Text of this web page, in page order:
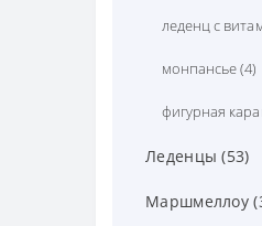
жеватильные
круглые
мятная
желейки
желейки радуга
жидкая
леденц с
монпансье (4)
фигурная
Леденцы (53)
другие
Маршмеллоу